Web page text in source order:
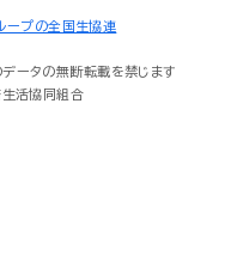
ープの全国生協連
ータの無断転載を禁じます
活協同組合